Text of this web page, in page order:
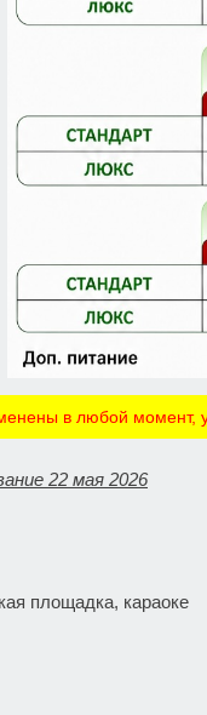
в любой момент,
22 мая 2026
площадка, караоке